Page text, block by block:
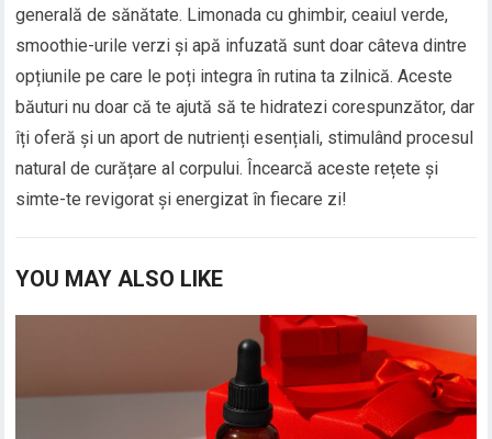
generală de sănătate. Limonada cu ghimbir, ceaiul verde,
smoothie-urile verzi și apă infuzată sunt doar câteva dintre
opțiunile pe care le poți integra în rutina ta zilnică. Aceste
băuturi nu doar că te ajută să te hidratezi corespunzător, dar
îți oferă și un aport de nutrienți esențiali, stimulând procesul
natural de curățare al corpului. Încearcă aceste rețete și
simte-te revigorat și energizat în fiecare zi!
YOU MAY ALSO LIKE